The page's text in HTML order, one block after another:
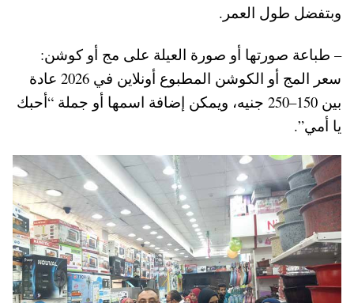
وبتفضل طول العمر.
– طباعة صورتها أو صورة العيلة على مج أو كوشن:
سعر المج أو الكوشن المطبوع أونلاين في 2026 عادة
بين 150–250 جنيه، ويمكن إضافة اسمها أو جملة “أحبك
يا أمي”.